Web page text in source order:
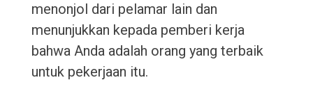
menonjol dari pelamar lain dan
menunjukkan kepada pemberi kerja
bahwa Anda adalah orang yang terbaik
untuk pekerjaan itu.